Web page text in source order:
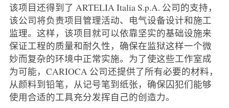
该项目还得到了 ARTELIA Italia S.p.A. 公司的支持，
该公司将负责项目管理活动、电气设备设计和施工
监理。这样，该项目就可以依靠坚实的基础设施来
保证工程的质量和耐久性，确保在监狱这样一个微
妙而复杂的环境中正常实施。为了使这些工作室成
为可能，CARIOCA 公司还提供了所有必要的材料，
从颜料到铅笔，从记号笔到纸张，确保囚犯们能够
使用合适的工具充分发挥自己的创造力。